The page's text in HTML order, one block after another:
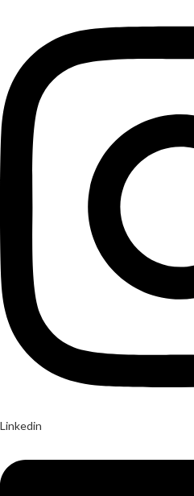
Linkedin